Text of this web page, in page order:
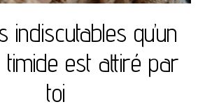
indiscutables qu’un
est attiré par
toi